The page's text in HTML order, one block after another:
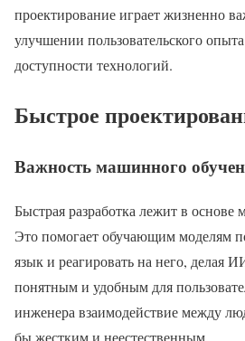
проектирование играет жизненно
улучшении пользовательского
доступности технологий.
Быстрое
Важность машинного
Быстрая разработка лежит в основе
Это помогает обучающим моделям
язык и реагировать на него, делая
понятным и удобным для
инженера взаимодействие между
бы жестким и неестественным.